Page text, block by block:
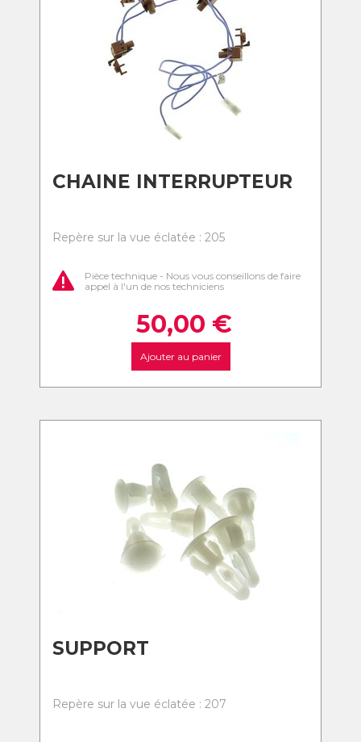
CHAINE INTERRUPTEUR
Repère sur la vue éclatée : 205
Pièce technique - Nous vous conseillons de faire
appel à l'un de nos techniciens
50,00 €
Ajouter au panier
SUPPORT
Repère sur la vue éclatée : 207